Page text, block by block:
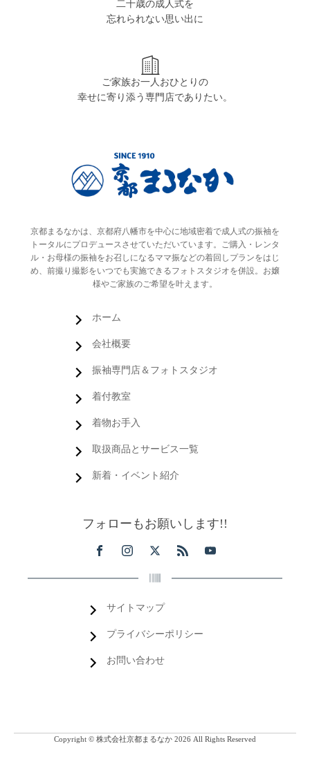
二十歳の成人式を
忘れられない思い出に
ご家族お一人おひとりの
幸せに寄り添う専門店でありたい。
京都まるなかは、京都府八幡市を中心に地域密着で成人式の振袖を
トータルにプロデュースさせていただいています。ご購入・レンタ
ル・お母様の振袖をお召しになるママ振などの着回しプランをはじ
め、前撮り撮影をいつでも実施できるフォトスタジオを併設。お嬢
様やご家族のご希望を叶えます。
ホーム
会社概要
振袖専門店＆フォトスタジオ
着付教室
着物お手入
取扱商品とサービス一覧
新着・イベント紹介
フォローもお願いします!!
サイトマップ
プライバシーポリシー
お問い合わせ
Copyright © 株式会社京都まるなか 2026 All Rights Reserved